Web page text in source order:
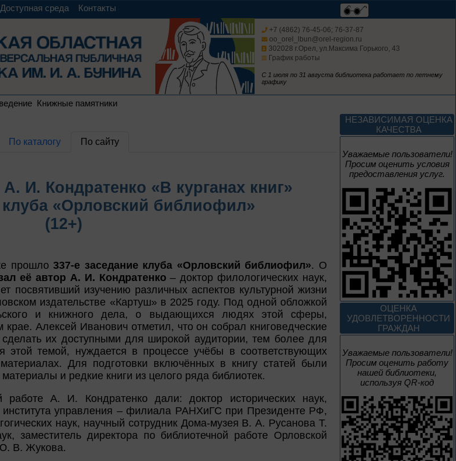
Доступная среда Контакты
+7 (4862) 76-45-06; 76-37-87
oo_orel_lbun@orel-region.ru
302028 г.Орел, ул.Максима Горького, 43
График работы
С 1 июля по 31 августа библиотека работает по летнему
графику
Книжные памятники
По каталогу По сайту
И. Кондратенко «В курганах книг»
клуба «Орловский библиофил»
(12+)
прошло337-е заседание клуба «Орловский библиофил». О
её автор А. И. Кондратенко – доктор филологических наук,
посвятивший изучению различных аспектов культурной жизни
издательстве «Картуш» в 2025 году. Под одной обложкой
и книжного дела, о выдающихся людях этой сферы,
Алексей Иванович отметил, что он собрал книговедческие
их доступными для широкой аудитории, тем более для
этой темой, нуждается в процессе учёбы в соответствующих
Для подготовки включённых в книгу статей были
и редкие книги из целого ряда библиотек.
работе А. И. Кондратенко дали: доктор исторических наук,
института управления – филиала РАНХиГС при Президенте РФ,
наук, научный сотрудник Дома-музея В. А. Русанова Т.
заместитель директора по библиотечной работе Орловской
В. Жукова.
НЕЗАВИСИМАЯ ОЦЕНКА
КАЧЕСТВА
Уважаемые пользователи!
Просим оценить условия
предоставления услуг.
ОЦЕНКА
УДОВЛЕТВОРЕННОСТИ
ГРАЖДАН
Уважаемые пользователи!
Просим оценить работу
нашей библиотеки,
используя QR-код
Мастера кисти:
галерея талантов
Творец и муза
Цикл выставок литературы
4 – 14 августа
В борьбе против
нацизма мы были
вместе
Великая Победа народов
многонациональной страны
3 – 17 августа
Век Аполлинария
К 170-летию со дня рождения
живописца
2 июня – 20
августа
10 – 24 августа